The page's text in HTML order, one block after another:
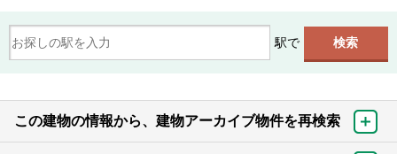
駅で
この建物の情報から、建物アーカイブ物件を再検索